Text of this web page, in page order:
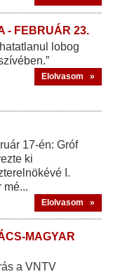
- FEBRUÁR 23.
lobog
Elolvasom »
17-én: Gróf
ki
I.
mé...
Elolvasom »
MAGYAR
a VNTV